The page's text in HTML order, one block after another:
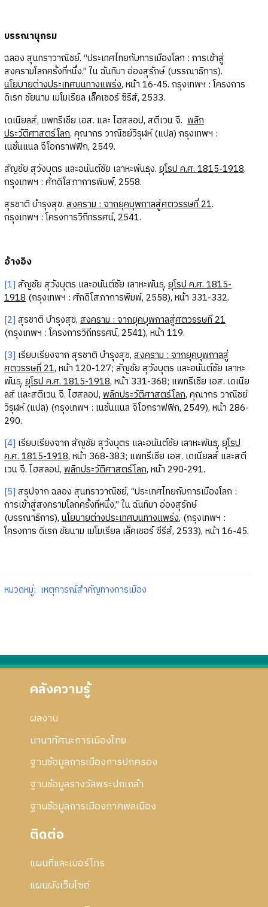
บรรณานุกรม
ฉลอง สุนทราวาณิชย์. “ประเทศไทยกับการเมืองโลก : การเข้าสู่
สงครามโลกครั้งที่หนึ่ง.” ใน ฉันทิมา อ่องสุรักษ์ (บรรณาธิการ).
นโยบายต่างประเทศบนทางแพร่ง, หน้า 16-45. กรุงเทพฯ : โครงการ
ดิเรก ชัยนาม เมโมเรียล เล็คเชอร์ ซีรีส์, 2533.
เดเนียลส์, แพทรีเชีย เอส. และ ไฮสลอป, สตีเวน จี.พลิก
ประวัติศาสตร์โลก. คุณากร วาณิชย์วิรุฬห์ (แปล) กรุงเทพฯ :
เนชั่นแนล จีโอกราฟฟิก, 2549.
สัญชัย สุวังบุตร และอนันต์ชัย เลาหะพันธุง.ยุโรป ค.ศ.1815-1918.
กรุงเทพฯ : ศักดิโสภาการพิมพ์, 2558.
สุรชาติ บำรุงสุข.สงคราม: จากยุคบุพกาลสู่ศตวรรษที่ 21.
กรุงเทพฯ : โครงการวิถีทรรศน์, 2541.
อ้างอิง
[1] สัญชัย สุวังบุตร และอนันต์ชัย เลาหะพันธุ,ยุโรป ค.ศ.1815-
1918(กรุงเทพฯ : ศักดิโสภาการพิมพ์, 2558), หน้า 331-332.
[2] สุรชาติ บำรุงสุข,สงคราม: จากยุคบุพกาลสู่ศตวรรษที่ 21
(กรุงเทพฯ : โครงการวิถีทรรศน์, 2541), หน้า 119.
[3] เรียบเรียงจาก สุรชาติ บำรุงสุข,สงคราม: จากยุคบุพกาลสู่
ศตวรรษที่ 21, หน้า 120-127; สัญชัย สุวังบุตร และอนันต์ชัย เลาหะ
พันธุ,ยุโรป ค.ศ.1815-1918, หน้า 331-368; แพทรีเชีย เอส. เดเนีย
ลส์ และสตีเวน จี. ไฮสลอป,พลิกประวัติศาสตร์โลก, คุณากร วาณิชย์
วิรุฬห์ (แปล) (กรุงเทพฯ : เนชั่นแนล จีโอกราฟฟิก, 2549), หน้า 286-
290.
[4] เรียบเรียงจาก สัญชัย สุวังบุตร และอนันต์ชัย เลาหะพันธุ,ยุโรป
ค.ศ.1815-1918, หน้า 368-383; แพทรีเชีย เอส. เดเนียลส์ และสตี
เวน จี. ไฮสลอป,พลิกประวัติศาสตร์โลก, หน้า 290-291.
[5] สรุปจาก ฉลอง สุนทราวาณิชย์, “ประเทศไทยกับการเมืองโลก :
การเข้าสู่สงครามโลกครั้งที่หนึ่ง,” ใน ฉันทิมา อ่องสุรักษ์
(บรรณาธิการ),นโยบายต่างประเทศบนทางแพร่ง, (กรุงเทพฯ :
โครงการ ดิเรก ชัยนาม เมโมเรียล เล็คเชอร์ ซีรีส์, 2533), หน้า 16-45.
หมวดหมู่: เหตุการณ์สำคัญทางการเมือง
คลังความรู้
ผลงาน
นานาทัศนะการเมืองไทย
ฐานข้อมูลการเมืองการปกครอง
ฐานข้อมูลรางวัลพระปกเกล้า
ฐานข้อมูลการเมืองภาคพลเมือง
ติดต่อ
แผนที่และเบอร์โทร
แผนผังเว็บไซด์